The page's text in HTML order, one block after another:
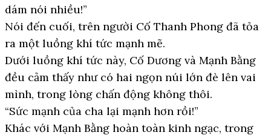
dám nói nhiều!”
Nói đến cuối, trên người Cố Thanh Phong đã tỏa
ra một luồng khí tức mạnh mẽ.
Dưới luồng khí tức này, Cố Dương và Mạnh Bằng
đều cảm thấy như có hai ngọn núi lớn đè lên vai
mình, trong lòng chấn động không thôi.
“Sức mạnh của cha lại mạnh hơn rồi!”
Khác với Mạnh Bằng hoàn toàn kinh ngạc, trong